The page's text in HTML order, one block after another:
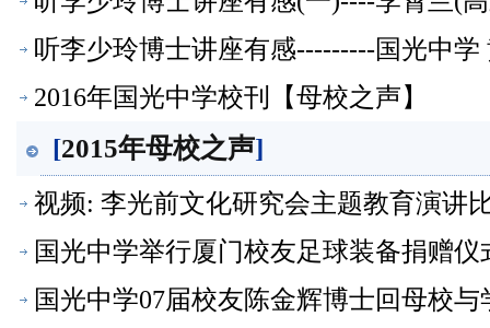
听李少玲博士讲座有感---------国光中
2016年国光中学校刊【母校之声】
[2015年母校之声]
视频: 李光前文化研究会主题教育演讲
国光中学举行厦门校友足球装备捐赠仪
国光中学07届校友陈金辉博士回母校